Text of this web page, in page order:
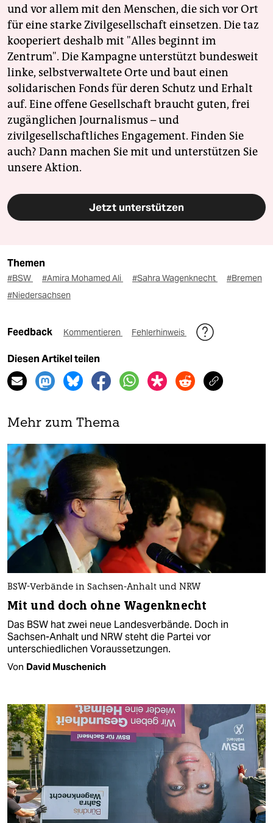
und vor allem mit den Menschen, die sich vor Ort
für eine starke Zivilgesellschaft einsetzen. Die taz
kooperiert deshalb mit "Alles beginnt im
Zentrum". Die Kampagne unterstützt bundesweit
linke, selbstverwaltete Orte und baut einen
solidarischen Fonds für deren Schutz und Erhalt
auf. Eine offene Gesellschaft braucht guten, frei
zugänglichen Journalismus – und
zivilgesellschaftliches Engagement. Finden Sie
auch? Dann machen Sie mit und unterstützen Sie
unsere Aktion.
Jetzt unterstützen
Themen
#BSW #Amira Mohamed Ali #Sahra Wagenknecht
#Bremen
#Niedersachsen
Feedback Kommentieren Fehlerhinweis
Diesen Artikel teilen
Mehr zum Thema
BSW-Verbände in Sachsen-Anhalt und NRW
Mit und doch ohne Wagenknecht
Das BSW hat zwei neue Landesverbände. Doch in
Sachsen-Anhalt und NRW steht die Partei vor
unterschiedlichen Voraussetzungen.
Von David Muschenich